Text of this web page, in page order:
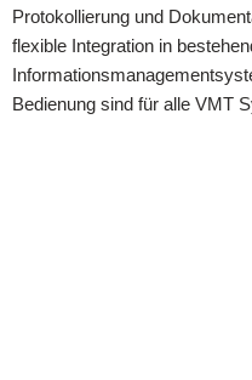
Protokollierung und
flexible Integration in
Bedienung sind für alle VMT